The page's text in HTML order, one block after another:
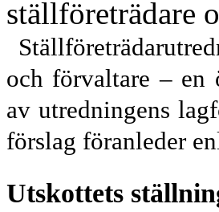
ställföreträdare
och förvaltare – en
av utredningens
förslag föranleder
Utskottets